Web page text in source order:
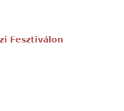
Fesztiválon